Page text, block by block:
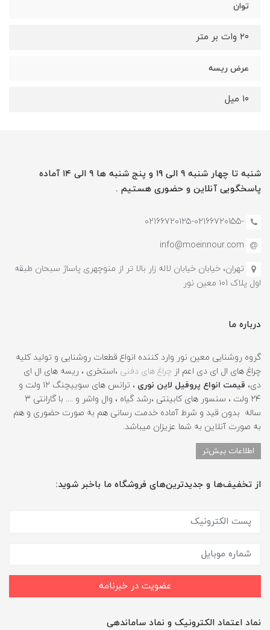
توان
۲۰ وات بر متر
عرض ریسه
۱۰ میل
شنبه تا چهار شنبه ۹ الی ۱۹ و پنج شنبه ها ۹ الی ۱۴ آماده
پاسخگویی آنلاین و حضوری هستیم .
-02166720125-02166720155
info@moeinnour.com
تهران، خیابان خیابان لاله زار بالا تر از منوچهری پاساژ سبحان طبقه
اول پلاک ۱۰1 معین نور
درباره ما
گروه روشنایی معین نور وارد کننده انواع قطعات روشنایی و تولید کلیه
چراغ های ال ای دی اعم از چراغ های دفنی ،استخری ، ریسه های ال ای
دی، قیمت انواع پروفیل لاین نوری
، ترانس های سوییچنگ ۱۲ ولت و
۲۴ ولت ، سنسور های کابینتی ،رشد گیاه ، وال واشر و .... با گارانتی ۳
ساله بدون قید و شرط آماده خدمت رسانی هم به صورت حضوری و هم
به صورت آنلاین به شما عزیزان میباشد.
اطلاعات بیش‌تر
از تخفیف‌ها و جدیدترین‌های فروشگاه ما باخبر شوید:
عضویت در خبرنامه
نماد اعتماد الکترونیک و نماد ساماندهی